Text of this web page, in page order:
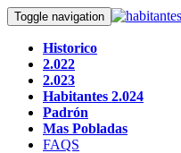
Toggle navigation
Historico
2.022
2.023
Habitantes 2.024
Padrón
Mas Pobladas
FAQS